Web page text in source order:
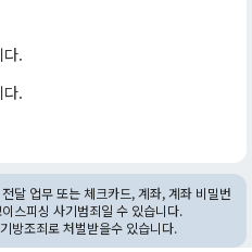
다.
다.
달 업무 또는 체크카드, 계좌, 계좌 비밀번
스피싱 사기범죄일 수 있습니다.
방조죄로 처벌받을수 있습니다.